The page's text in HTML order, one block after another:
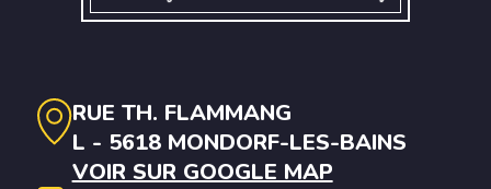
RUE TH. FLAMMANG
L - 5618 MONDORF-LES-BAINS
VOIR SUR GOOGLE MAP